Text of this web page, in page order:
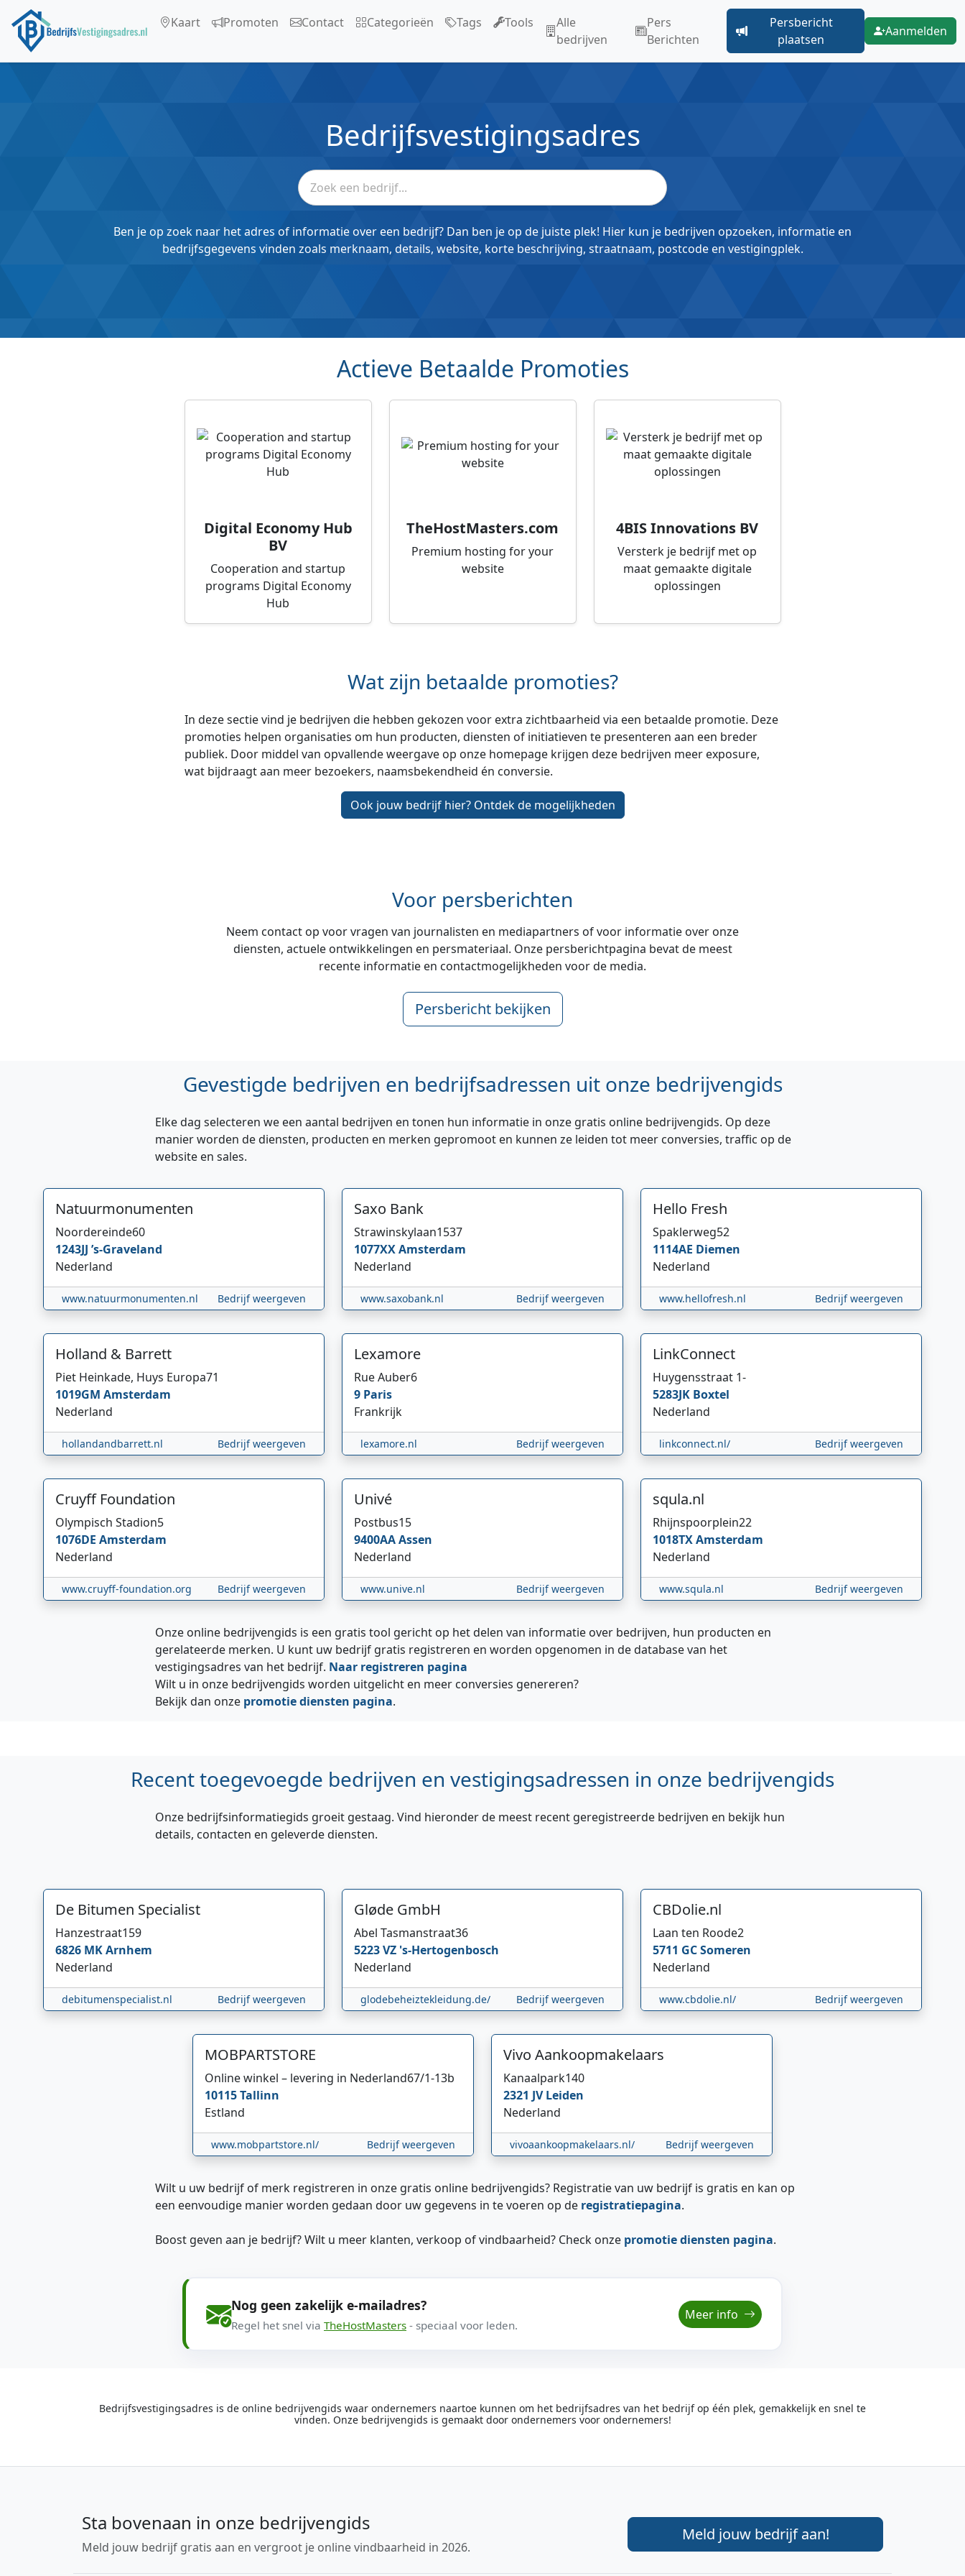
Kaart Promoten Contact Categorieën Tags Tools
Alle
bedrijven
Pers
Berichten
Persbericht
plaatsen
Aanmelden
Bedrijfsvestigingsadres
Ben je op zoek naar het adres of informatie over een bedrijf? Dan ben je op de juiste plek! Hier kun je bedrijven opzoeken, informatie en
bedrijfsgegevens vinden zoals merknaam, details, website, korte beschrijving, straatnaam, postcode en vestigingplek.
Actieve Betaalde Promoties
Digital Economy Hub
BV
Cooperation and startup
programs Digital Economy
Hub
TheHostMasters.com
Premium hosting for your
website
4BIS Innovations BV
Versterk je bedrijf met op
maat gemaakte digitale
oplossingen
Wat zijn betaalde promoties?
In deze sectie vind je bedrijven die hebben gekozen voor extra zichtbaarheid via een betaalde promotie. Deze
promoties helpen organisaties om hun producten, diensten of initiatieven te presenteren aan een breder
publiek. Door middel van opvallende weergave op onze homepage krijgen deze bedrijven meer exposure,
wat bijdraagt aan meer bezoekers, naamsbekendheid én conversie.
Ook jouw bedrijf hier? Ontdek de mogelijkheden
Voor persberichten
Neem contact op voor vragen van journalisten en mediapartners of voor informatie over onze
diensten, actuele ontwikkelingen en persmateriaal. Onze persberichtpagina bevat de meest
recente informatie en contactmogelijkheden voor de media.
Persbericht bekijken
Gevestigde bedrijven en bedrijfsadressen uit onze bedrijvengids
Elke dag selecteren we een aantal bedrijven en tonen hun informatie in onze gratis online bedrijvengids. Op deze
manier worden de diensten, producten en merken gepromoot en kunnen ze leiden tot meer conversies, traffic op de
website en sales.
Natuurmonumenten
Noordereinde60
1243JJ ’s-Graveland
Nederland
www.natuurmonumenten.nl Bedrijf weergeven
Saxo Bank
Strawinskylaan1537
1077XXAmsterdam
Nederland
www.saxobank.nl Bedrijf weergeven
Hello Fresh
Spaklerweg52
1114AE Diemen
Nederland
www.hellofresh.nl Bedrijf weergeven
Holland & Barrett
Piet Heinkade, Huys Europa71
1019GM Amsterdam
Nederland
hollandandbarrett.nl Bedrijf weergeven
Lexamore
Rue Auber6
9 Paris
Frankrijk
lexamore.nl Bedrijf weergeven
LinkConnect
Huygensstraat 1-
5283JK Boxtel
Nederland
linkconnect.nl/ Bedrijf weergeven
Cruyff Foundation
Olympisch Stadion5
1076DE Amsterdam
Nederland
www.cruyff-foundation.org Bedrijf weergeven
Univé
Postbus15
9400AAAssen
Nederland
www.unive.nl Bedrijf weergeven
squla.nl
Rhijnspoorplein22
1018TXAmsterdam
Nederland
www.squla.nl Bedrijf weergeven
Onze online bedrijvengids is een gratis tool gericht op het delen van informatie over bedrijven, hun producten en
gerelateerde merken. U kunt uw bedrijf gratis registreren en worden opgenomen in de database van het
vestigingsadres van het bedrijf. Naar registreren pagina
Wilt u in onze bedrijvengids worden uitgelicht en meer conversies genereren?
Bekijk dan onze promotie diensten pagina.
Recent toegevoegde bedrijven en vestigingsadressen in onze bedrijvengids
Onze bedrijfsinformatiegids groeit gestaag. Vind hieronder de meest recent geregistreerde bedrijven en bekijk hun
details, contacten en geleverde diensten.
De Bitumen Specialist
Hanzestraat159
6826 MKArnhem
Nederland
debitumenspecialist.nl Bedrijf weergeven
Gløde GmbH
Abel Tasmanstraat36
5223 VZ 's-Hertogenbosch
Nederland
glodebeheiztekleidung.de/ Bedrijf weergeven
CBDolie.nl
Laan ten Roode2
5711 GCSomeren
Nederland
www.cbdolie.nl/ Bedrijf weergeven
MOBPARTSTORE
Online winkel – levering in Nederland67/1-13b
10115Tallinn
Estland
www.mobpartstore.nl/ Bedrijf weergeven
Vivo Aankoopmakelaars
Kanaalpark140
2321 JVLeiden
Nederland
vivoaankoopmakelaars.nl/ Bedrijf weergeven
Wilt u uw bedrijf of merk registreren in onze gratis online bedrijvengids? Registratie van uw bedrijf is gratis en kan op
een eenvoudige manier worden gedaan door uw gegevens in te voeren op de registratiepagina.
Boost geven aan je bedrijf? Wilt u meer klanten, verkoop of vindbaarheid? Check onze promotie diensten pagina.
Nog geen zakelijk e-mailadres?
Regel het snel via TheHostMasters - speciaal voor leden.
Meer info
Bedrijfsvestigingsadres is de online bedrijvengids waar ondernemers naartoe kunnen om het bedrijfsadres van het bedrijf op één plek, gemakkelijk en snel te
vinden. Onze bedrijvengids is gemaakt door ondernemers voor ondernemers!
Sta bovenaan in onze bedrijvengids
Meld jouw bedrijf gratis aan en vergroot je online vindbaarheid in 2026.
Meld jouw bedrijf aan!